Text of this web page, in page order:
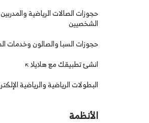
حجوزات الصالات الرياضية والمدربين
الشخصيين
حجوزات السبا والصالون وخدمات
انشئ تطبيقك مع هلايلا
البطولات الرياضية والرياضية
الأنظمة